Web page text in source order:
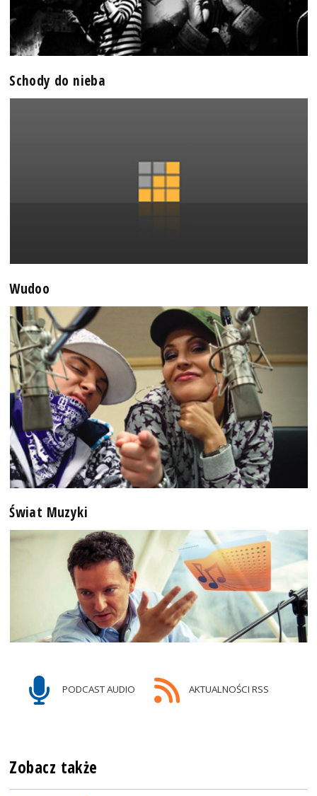
Schody do nieba
Wudoo
Świat Muzyki
PODCAST AUDIO AKTUALNOŚCI RSS
Zobacz także